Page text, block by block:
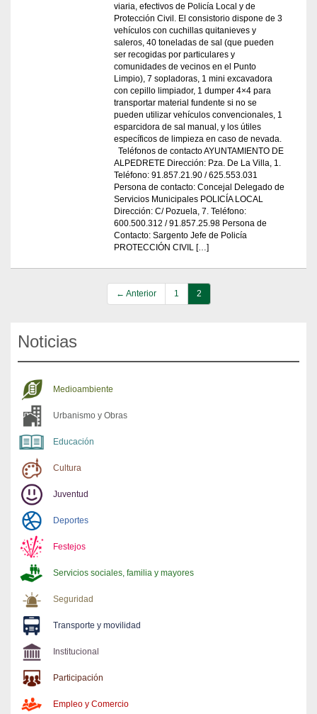
viaria, efectivos de Policía Local y de
Protección Civil. El consistorio dispone de 3
vehículos con cuchillas quitanieves y
saleros, 40 toneladas de sal (que pueden
ser recogidas por particulares y
comunidades de vecinos en el Punto
Limpio), 7 sopladoras, 1 mini excavadora
con cepillo limpiador, 1 dumper 4×4 para
transportar material fundente si no se
pueden utilizar vehículos convencionales, 1
esparcidora de sal manual, y los útiles
específicos de limpieza en caso de nevada.
Teléfonos de contacto AYUNTAMIENTO DE
ALPEDRETE Dirección: Pza. De La Villa, 1.
Teléfono: 91.857.21.90 / 625.553.031
Persona de contacto: Concejal Delegado de
Servicios Municipales POLICÍA LOCAL
Dirección: C/ Pozuela, 7. Teléfono:
600.500.312 / 91.857.25.98 Persona de
Contacto: Sargento Jefe de Policía
PROTECCIÓN CIVIL […]
← Anterior 1 2
Noticias
Medioambiente
Urbanismo y Obras
Educación
Cultura
Juventud
Deportes
Festejos
Servicios sociales, familia y mayores
Seguridad
Transporte y movilidad
Institucional
Participación
Empleo y Comercio